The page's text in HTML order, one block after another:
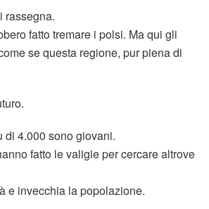
rassegna.
fatto tremare i polsi. Ma qui gli
se questa regione, pur piena di
di 4.000 sono giovani.
fatto le valigie per cercare altrove
e invecchia la popolazione.